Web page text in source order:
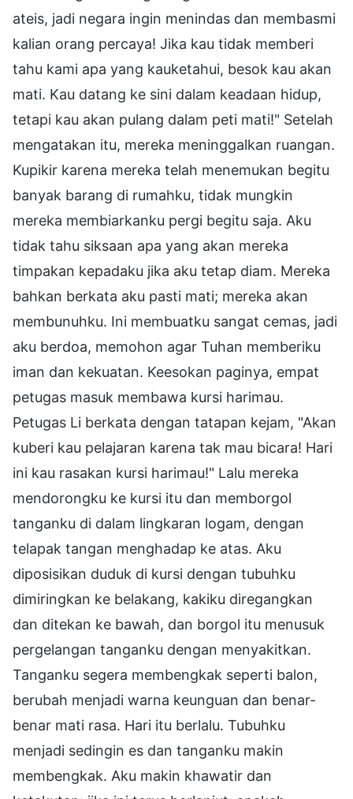
ateis, jadi negara ingin menindas dan membasmi
kalian orang percaya! Jika kau tidak memberi
tahu kami apa yang kauketahui, besok kau akan
mati. Kau datang ke sini dalam keadaan hidup,
tetapi kau akan pulang dalam peti mati!" Setelah
mengatakan itu, mereka meninggalkan ruangan.
Kupikir karena mereka telah menemukan begitu
banyak barang di rumahku, tidak mungkin
mereka membiarkanku pergi begitu saja. Aku
tidak tahu siksaan apa yang akan mereka
timpakan kepadaku jika aku tetap diam. Mereka
bahkan berkata aku pasti mati; mereka akan
membunuhku. Ini membuatku sangat cemas, jadi
aku berdoa, memohon agar Tuhan memberiku
iman dan kekuatan. Keesokan paginya, empat
petugas masuk membawa kursi harimau.
Petugas Li berkata dengan tatapan kejam, "Akan
kuberi kau pelajaran karena tak mau bicara! Hari
ini kau rasakan kursi harimau!" Lalu mereka
mendorongku ke kursi itu dan memborgol
tanganku di dalam lingkaran logam, dengan
telapak tangan menghadap ke atas. Aku
diposisikan duduk di kursi dengan tubuhku
dimiringkan ke belakang, kakiku diregangkan
dan ditekan ke bawah, dan borgol itu menusuk
pergelangan tanganku dengan menyakitkan.
Tanganku segera membengkak seperti balon,
berubah menjadi warna keunguan dan benar-
benar mati rasa. Hari itu berlalu. Tubuhku
menjadi sedingin es dan tanganku makin
membengkak. Aku makin khawatir dan